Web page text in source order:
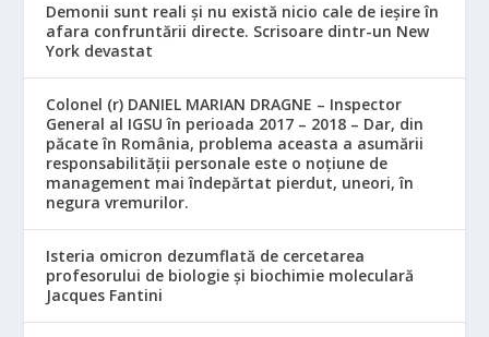
Demonii sunt reali și nu există nicio cale de ieșire în
afara confruntării directe. Scrisoare dintr-un New
York devastat
Colonel (r) DANIEL MARIAN DRAGNE – Inspector
General al IGSU în perioada 2017 – 2018 – Dar, din
păcate în România, problema aceasta a asumării
responsabilităţii personale este o noţiune de
management mai îndepărtat pierdut, uneori, în
negura vremurilor.
Isteria omicron dezumflată de cercetarea
profesorului de biologie și biochimie moleculară
Jacques Fantini